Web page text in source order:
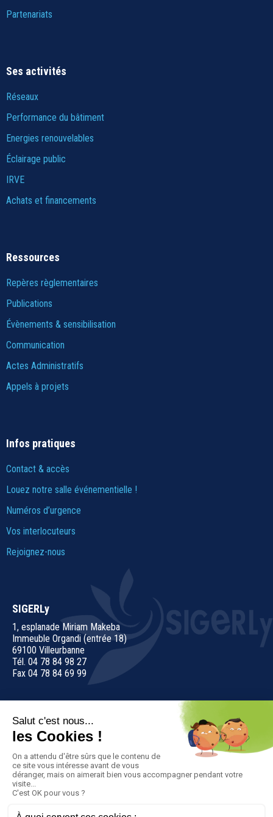
Partenariats
Ses activités
Réseaux
Performance du bâtiment
Energies renouvelables
Éclairage public
IRVE
Achats et financements
Ressources
Repères règlementaires
Publications
Évènements & sensibilisation
Communication
Actes Administratifs
Appels à projets
Infos pratiques
Contact & accès
Louez notre salle événementielle !
Numéros d’urgence
Vos interlocuteurs
Rejoignez-nous
SIGERLy
1, esplanade Miriam Makeba
Immeuble Organdi (entrée 18)
69100 Villeurbanne
Tél. 04 78 84 98 27
Fax 04 78 84 69 99
Nous contacter
Suivez-nous sur